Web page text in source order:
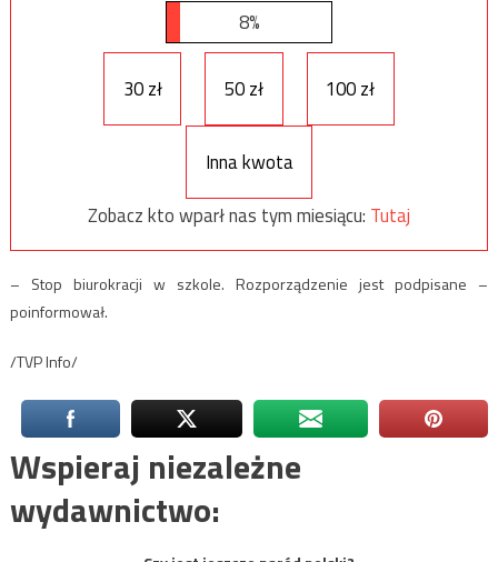
8%
30 zł 50 zł 100 zł
Inna kwota
Zobacz kto wparł nas tym miesiącu: Tutaj
– Stop biurokracji w szkole. Rozporządzenie jest podpisane –
poinformował.
/TVP Info/
Wspieraj niezależne
wydawnictwo: